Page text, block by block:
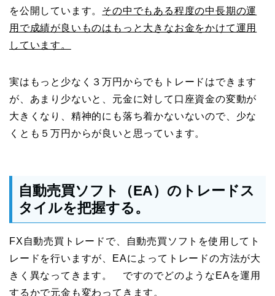
を公開しています。 その中でもある程度の中長期の運
用で成績が良いものはもっと大きなお金をかけて運用
しています。
実はもっと少なく３万円からでもトレードはできます
が、あまり少ないと、元金に対して口座資金の変動が
大きくなり、精神的にも落ち着かないないので、少な
くとも５万円からが良いと思っています。
自動売買ソフト（EA）のトレードス
タイルを把握する。
FX自動売買トレードで、自動売買ソフトを使用してト
レードを行いますが、EAによってトレードの方法が大
きく異なってきます。 ですのでどのようなEAを運用
するかで元金も変わってきます。